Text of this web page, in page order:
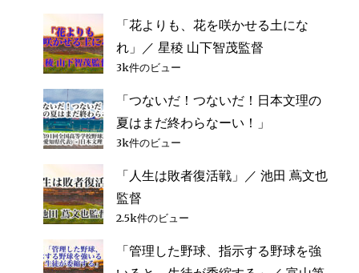
「花よりも、花を咲かせる土にな
れ」／ 星稜 山下智茂監督
3k件のビュー
「つないだ！つないだ！日本文理の
夏はまだ終わらなーい！」
3k件のビュー
「人生は敗者復活戦」／ 池田 蔦文也
監督
2.5k件のビュー
「管理した野球、指示する野球を強